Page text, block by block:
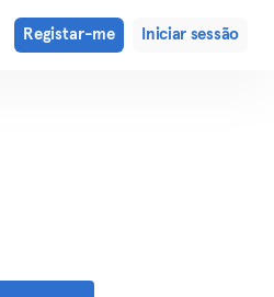
Registar-me Iniciar sessão